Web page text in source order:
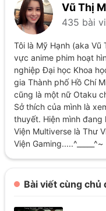
Vũ Thị
435 bài
Tôi là Mỹ Hạnh (aka
vực anime phim hoạt
nghiệp Đại học Khoa
gia Thành phố Hồ Chí
cũng là một nữ Otaku
Sở thích của mình là
thuyết. Hiện mình đang
Viện Multiverse là Thư
Viện Gaming.....^_____^~
Bài viết cùng chủ